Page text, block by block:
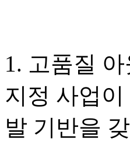
1. 고품질
지정 사업
발 기반을